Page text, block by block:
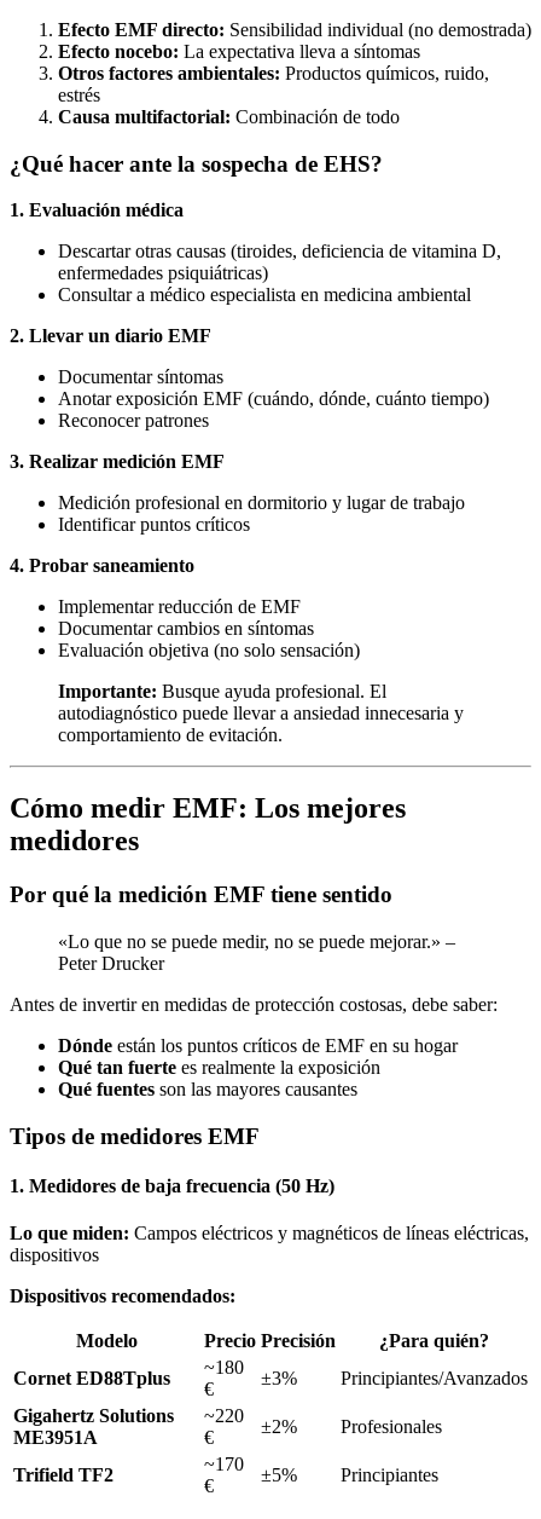
Efecto EMF directo: Sensibilidad individual (no demostrada)
Efecto nocebo: La expectativa lleva a síntomas
Otros factores ambientales: Productos químicos, ruido,
estrés
Causa multifactorial: Combinación de todo
¿Qué hacer ante la sospecha de EHS?
1. Evaluación médica
Descartar otras causas (tiroides, deficiencia de vitamina D,
enfermedades psiquiátricas)
Consultar a médico especialista en medicina ambiental
2. Llevar un diario EMF
Documentar síntomas
Anotar exposición EMF (cuándo, dónde, cuánto tiempo)
Reconocer patrones
3. Realizar medición EMF
Medición profesional en dormitorio y lugar de trabajo
Identificar puntos críticos
4. Probar saneamiento
Implementar reducción de EMF
Documentar cambios en síntomas
Evaluación objetiva (no solo sensación)
Importante: Busque ayuda profesional. El
autodiagnóstico puede llevar a ansiedad innecesaria y
comportamiento de evitación.
Cómo medir EMF: Los mejores
medidores
Por qué la medición EMF tiene sentido
«Lo que no se puede medir, no se puede mejorar.» –
Peter Drucker
Antes de invertir en medidas de protección costosas, debe saber:
Dónde están los puntos críticos de EMF en su hogar
Qué tan fuerte es realmente la exposición
Qué fuentes son las mayores causantes
Tipos de medidores EMF
1. Medidores de baja frecuencia (50 Hz)
Lo que miden: Campos eléctricos y magnéticos de líneas eléctricas,
dispositivos
Dispositivos recomendados:
Modelo Precio Precisión
¿Para quién?
Cornet ED88Tplus
~180
€
±3%
Principiantes/Avanzados
Gigahertz Solutions
ME3951A
~220
€
±2% Profesionales
Trifield TF2
~170
€
±5% Principiantes